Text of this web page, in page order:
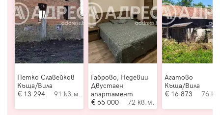
Петко Славейков
Къща/Вила
13 294
91 кв.м.
Габрово, Недевци
Двустаен
апартамент
65 000
72 кв.м.
Агатово
Къща/Вила
16 873
76